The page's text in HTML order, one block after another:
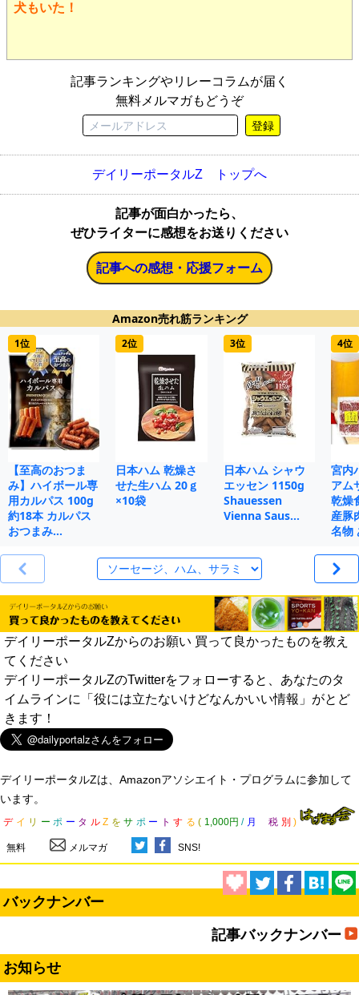
犬もいた！
記事ランキングやリレーコラムが届く
無料メルマガもどうぞ
登録
デイリーポータルZ トップへ
記事が面白かったら、
ぜひライターに感想をお送りください
記事への感想・応援フォーム
Amazon売れ筋ランキング
1位
【至高のおつま
み】ハイボール専
用カルパス 100g
約18本 カルパス
おつまみ…
2位
日本ハム 乾燥さ
せた生ハム 20ｇ
×10袋
3位
日本ハム シャウ
エッセン 1150g
Shauessen
Vienna Saus…
4位
宮内
アム
乾燥
産豚
名物
デイリーポータルZからのお願い 買って良かったものを教え
てください
デイリーポータルZのTwitterをフォローすると、あなたのタ
イムラインに「役には立たないけどなんかいい情報」がとど
きます！
デイリーポータルZは、Amazonアソシエイト・プログラムに参加して
います。
デ イ リ ー ポ ー タ ル Z を サ ポ ー ト す る ( 1,000円 / 月 税 別 )
無料 メルマガ SNS!
バックナンバー
記事バックナンバー
お知らせ